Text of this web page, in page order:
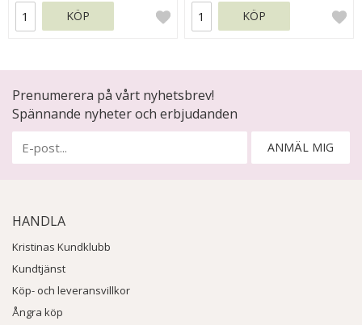
KÖP KÖP
Prenumerera på vårt nyhetsbrev!
Spännande nyheter och erbjudanden
ANMÄL MIG
HANDLA
Kristinas Kundklubb
Kundtjänst
Köp- och leveransvillkor
Ångra köp